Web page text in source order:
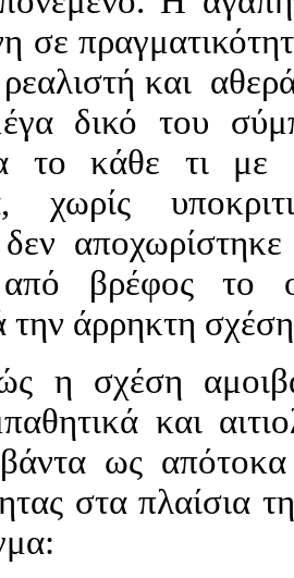
σε
και
δικό του
το κάθε τι
χωρίς
δεν
βρέφος το
την άρρηκτη
η σχέση
και
ως
στα πλαίσια